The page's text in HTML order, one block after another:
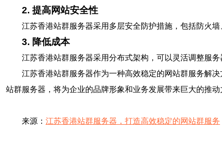
2. 提高网站安全性
江苏香港站群服务器采用多层安全防护措施，包括防火
3. 降低成本
江苏香港站群服务器采用分布式架构，可以灵活调整服
江苏香港站群服务器作为一种高效稳定的网站群服务解
站群服务器，将为企业的品牌形象和业务发展带来巨大的推动
来源： 江苏香港站群服务器，打造高效稳定的网站群服务